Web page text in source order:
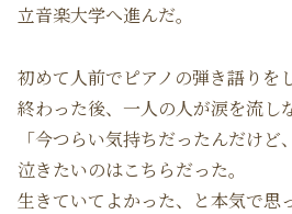
立音楽大学へ進んだ。
初めて人前でピアノの弾き語りを
終わった後、一人の人が涙を流し
「今つらい気持ちだったんだけど
泣きたいのはこちらだった。
生きていてよかった、と本気で思